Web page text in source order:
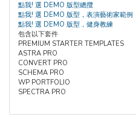
點我! 選 DEMO 版型總攬
點我! 選 DEMO 版型，表演藝術家範例
點我! 選 DEMO 版型，健身教練
包含以下套件
PREMIUM STARTER TEMPLATES
ASTRA PRO
CONVERT PRO
SCHEMA PRO
WP PORTFOLIO
SPECTRA PRO